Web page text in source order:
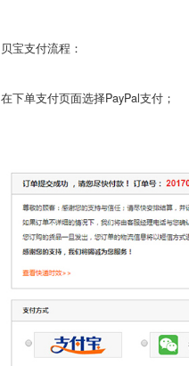
贝宝支付流程：
在下单支付页面选择PayPal支付；